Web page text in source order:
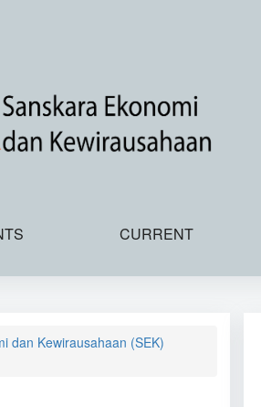
CURRENT
dan Kewirausahaan (SEK)